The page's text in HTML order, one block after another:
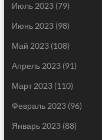
Июль 2023(79)
Июнь 2023(98)
Май 2023(108)
Апрель 2023(91)
Март 2023(110)
Февраль 2023(96)
Январь 2023(88)